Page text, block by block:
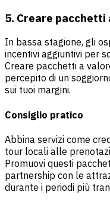
5. Creare
In bassa stagione, gli
incentivi aggiuntivi per
Creare pacchetti a
percepito di un
sui tuoi margini.
Consiglio pratico
Abbina servizi come
tour locali alle
Promuovi questi
partnership con le
durante i periodi più